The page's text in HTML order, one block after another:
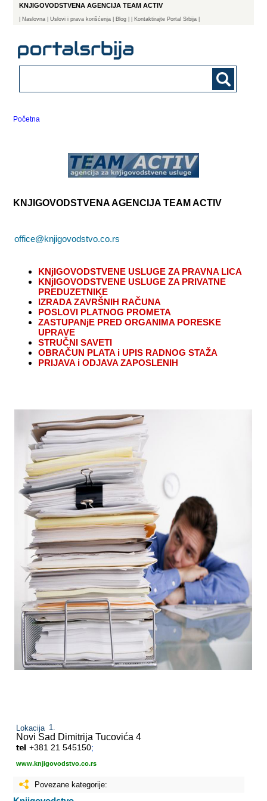
KNJIGOVODSTVENA AGENCIJA TEAM ACTIV
Naslovna | Uslovi i prava korišćenja Blog | Kontaktirajte Portal Srbija |
Početna
KNJIGOVODSTVENA AGENCIJA TEAM ACTIV
office@knjigovodstvo.co.rs
KNjIGOVODSTVENE USLUGE ZA PRAVNA LICA
KNjIGOVODSTVENE USLUGE ZA PRIVATNE
PREDUZETNIKE
IZRADA ZAVRŠNIH RAČUNA
POSLOVI PLATNOG PROMETA
ZASTUPANjE PRED ORGANIMA PORESKE
UPRAVE
STRUČNI SAVETI
OBRAČUN PLATA i UPIS RADNOG STAŽA
PRIJAVA i ODJAVA ZAPOSLENIH
www.knjigovodstvo.co.rs
Lokacija
Novi Sad Dimitrija Tucovića 4
+381 21 545150;
Povezane kategorije: